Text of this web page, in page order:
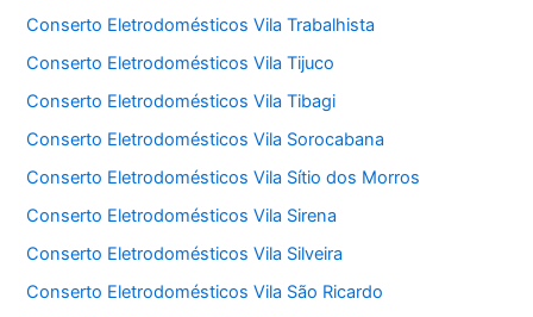
Conserto Eletrodomésticos Vila Trabalhista
Conserto Eletrodomésticos Vila Tijuco
Conserto Eletrodomésticos Vila Tibagi
Conserto Eletrodomésticos Vila Sorocabana
Conserto Eletrodomésticos Vila Sítio dos Morros
Conserto Eletrodomésticos Vila Sirena
Conserto Eletrodomésticos Vila Silveira
Conserto Eletrodomésticos Vila São Ricardo